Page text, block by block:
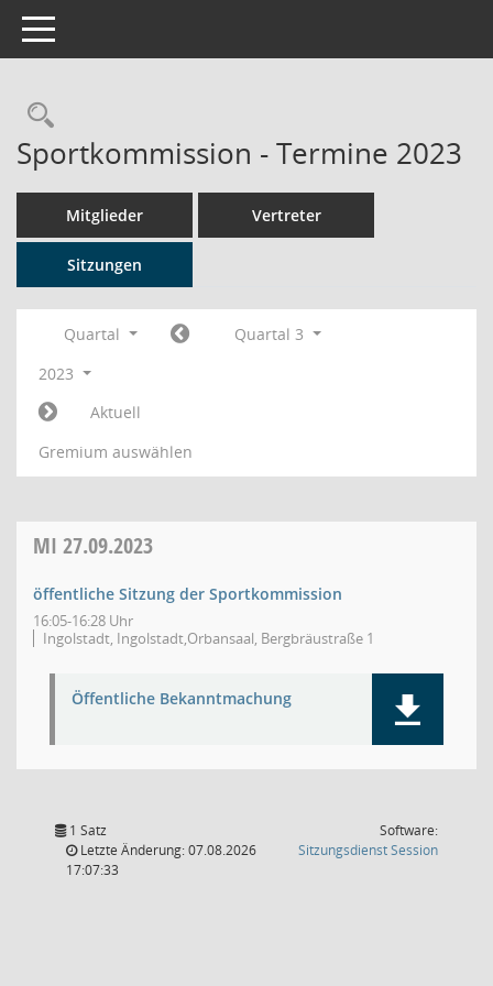
Toggle navigation
Rechercheauswahl
Sportkommission - Termine 2023
Mitglieder Vertreter
Sitzungen
Quartal
Quartal 3
2023
Aktuell
Gremium auswählen
MI 27.09.2023
öffentliche Sitzung der Sportkommission
16:05-16:28 Uhr
Ingolstadt, Ingolstadt,Orbansaal, Bergbräustraße 1
Öffentliche Bekanntmachung
1 Satz
Letzte Änderung: 07.08.2026
17:07:33
Software:
SitzungsdienstSession(Wird in